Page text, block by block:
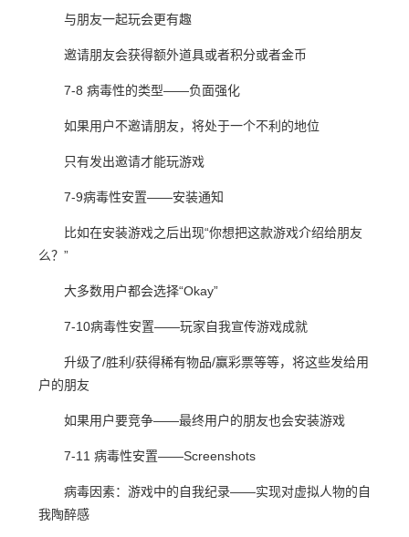
与朋友一起玩会更有趣
邀请朋友会获得额外道具或者积分或者金币
7-8 病毒性的类型——负面强化
如果用户不邀请朋友，将处于一个不利的地位
只有发出邀请才能玩游戏
7-9病毒性安置——安装通知
比如在安装游戏之后出现“你想把这款游戏介绍给朋友
么？”
大多数用户都会选择“Okay”
7-10病毒性安置——玩家自我宣传游戏成就
升级了/胜利/获得稀有物品/赢彩票等等，将这些发给用
户的朋友
如果用户要竞争——最终用户的朋友也会安装游戏
7-11 病毒性安置——Screenshots
病毒因素：游戏中的自我纪录——实现对虚拟人物的自
我陶醉感